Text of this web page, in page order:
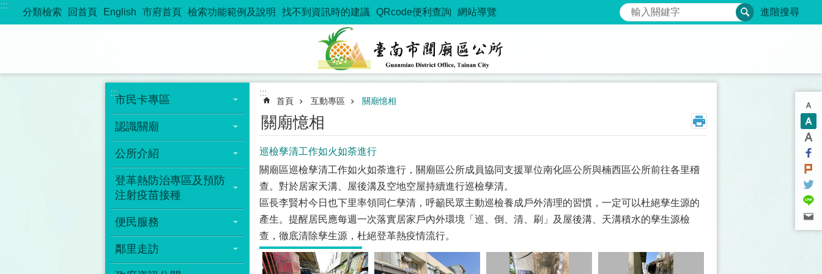
跳到主要內容區塊
:::
分類檢索 回首頁 English 市府首頁 檢索功能範例及說明 找不到資訊時的建議 QRcode便利查詢 網站導覽 搜尋 進階搜尋
:::
市民卡專區
認識關廟
公所介紹
登革熱防治專區及預防
注射疫苗接種
便民服務
鄰里走訪
:::
首頁 互動專區 關廟憶相
關廟憶相
巡檢孳清工作如火如荼進行
關廟區巡檢孳清工作如火如荼進行，關廟區公所成員協同支援單位南化區公所與楠西區公所前往各里稽
查。對於居家天溝、屋後溝及空地空屋持續進行巡檢孳清。
區長李賢村今日也下里率領同仁孳清，呼籲民眾主動巡檢養成戶外清理的習慣，一定可以杜絕孳生源的
產生。提醒居民應每週一次落實居家戶內外環境「巡、倒、清、刷」及屋後溝、天溝積水的孳生源檢
查，徹底清除孳生源，杜絕登革熱疫情流行。